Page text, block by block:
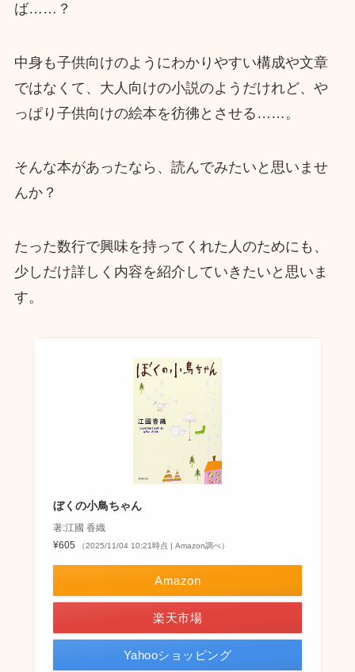
ば……？
中身も子供向けのようにわかりやすい構成や文章
ではなくて、大人向けの小説のようだけれど、や
っぱり子供向けの絵本を彷彿とさせる……。
そんな本があったなら、読んでみたいと思いませ
んか？
たった数行で興味を持ってくれた人のためにも、
少しだけ詳しく内容を紹介していきたいと思いま
す。
ぼくの小鳥ちゃん
著:江國 香織
¥605
（2025/11/04 10:21時点 | Amazon調べ）
Amazon
楽天市場
Yahooショッピング